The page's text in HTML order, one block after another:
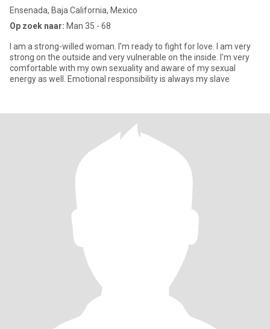
Ensenada, Baja California, Mexico
Op zoek naar: Man 35 - 68
I am a strong-willed woman. I'm ready to fight for love. I am very
strong on the outside and very vulnerable on the inside. I'm very
comfortable with my own sexuality and aware of my sexual
energy as well. Emotional responsibility is always my slave